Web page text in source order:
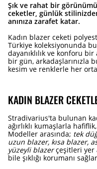
Şık ve rahat bir
ceketler, günlük
anınıza zarafet katar.
Kadın blazer ceketi
Türkiye koleksiyonunda
dayanıklılık ve konforu
bir gün, arkadaşlarınızla
kesim ve renklerle her
KADIN BLAZER
Stradivarius'ta bulunan
ağırlıklı kumaşlarla
Modeller arasında; tek
uzun blazer, kısa blazer,
yüzeyli blazerçeşitleri yer
bile şıklığı korumanı